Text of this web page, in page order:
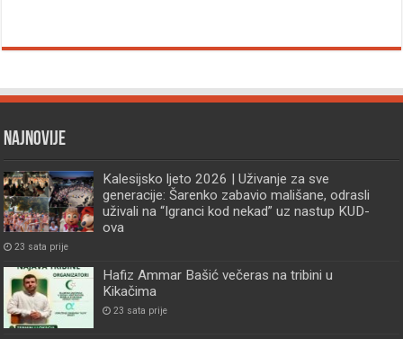
Najnovije
Kalesijsko ljeto 2026 | Uživanje za sve
generacije: Šarenko zabavio mališane, odrasli
uživali na “Igranci kod nekad” uz nastup KUD-
ova
23 sata prije
Hafiz Ammar Bašić večeras na tribini u
Kikačima
23 sata prije